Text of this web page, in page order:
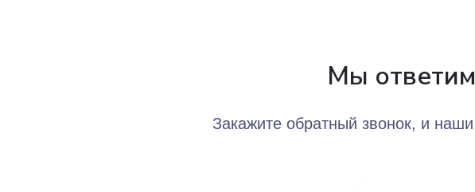
Мы
Закажите обратный звонок, и